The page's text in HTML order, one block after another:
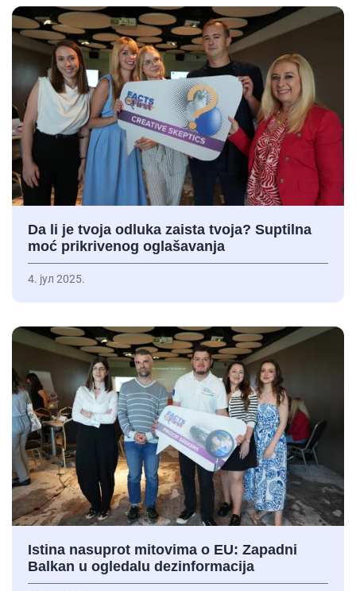
Da li je tvoja odluka zaista tvoja? Suptilna
moć prikrivenog oglašavanja
4. јул 2025.
Istina nasuprot mitovima o EU: Zapadni
Balkan u ogledalu dezinformacija